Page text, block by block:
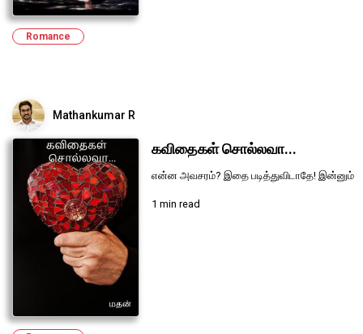
Romance
Mathankumar R
கவிதைகள் சொல்லவா...
என்ன அவசரம்? இதை படித்துவிடாதே! இன்னும்
1 min read